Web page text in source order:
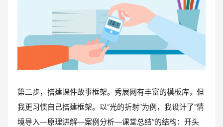
第二步，搭建课件故事框架。秀展网有丰富的模板库，但
我更习惯自己搭建框架。以“光的折射”为例，我设计了“情
境导入—原理讲解—案例分析—课堂总结”的结构：开头